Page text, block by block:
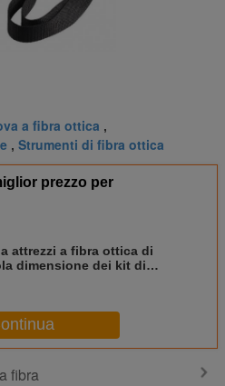
a fibra ottica ,
, Strumenti di fibra ottica
prezzo per
attrezzi a fibra ottica di
dimensione dei kit di
fibra